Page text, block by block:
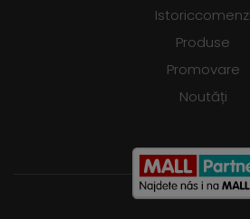
Istoriccomenzi
Produse
Promovare
Noutăți